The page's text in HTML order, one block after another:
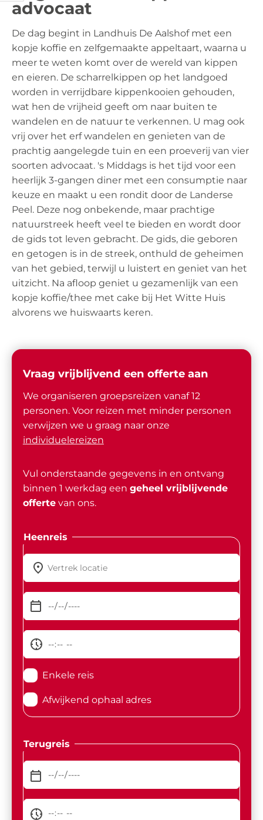
advocaat
De dag begint in Landhuis De Aalshof met een
kopje koffie en zelfgemaakte appeltaart, waarna u
meer te weten komt over de wereld van kippen
en eieren. De scharrelkippen op het landgoed
worden in verrijdbare kippenkooien gehouden,
wat hen de vrijheid geeft om naar buiten te
wandelen en de natuur te verkennen. U mag ook
vrij over het erf wandelen en genieten van de
prachtig aangelegde tuin en een proeverij van vier
soorten advocaat. 's Middags is het tijd voor een
heerlijk 3-gangen diner met een consumptie naar
keuze en maakt u een rondit door de Landerse
Peel. Deze nog onbekende, maar prachtige
natuurstreek heeft veel te bieden en wordt door
de gids tot leven gebracht. De gids, die geboren
en getogen is in de streek, onthuld de geheimen
van het gebied, terwijl u luistert en geniet van het
uitzicht. Na afloop geniet u gezamenlijk van een
kopje koffie/thee met cake bij Het Witte Huis
alvorens we huiswaarts keren.
Vraag vrijblijvend een offerte aan
We organiseren groepsreizen vanaf 12
personen. Voor reizen met minder personen
verwijzen we u graag naar onze
individuelereizen
Vul onderstaande gegevens in en ontvang
binnen 1 werkdag een geheel vrijblijvende
offertevan ons.
Heenreis
Enkele reis
Afwijkend ophaal adres
Terugreis